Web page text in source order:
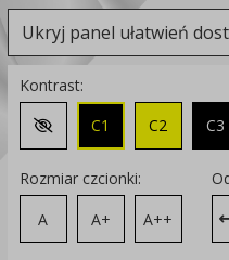
Ukryj panel ułatwień
Kontrast:
Zmień kontrast na
C1 C2 C3
Rozmiar czcionki:
A
A+ A++